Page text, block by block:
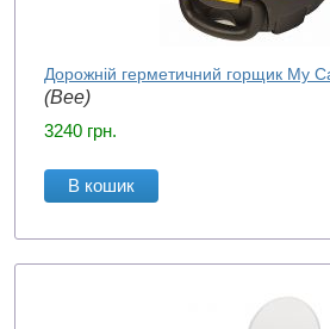
Дорожній герметичний горщик My
(Bee)
3240 грн.
В кошик